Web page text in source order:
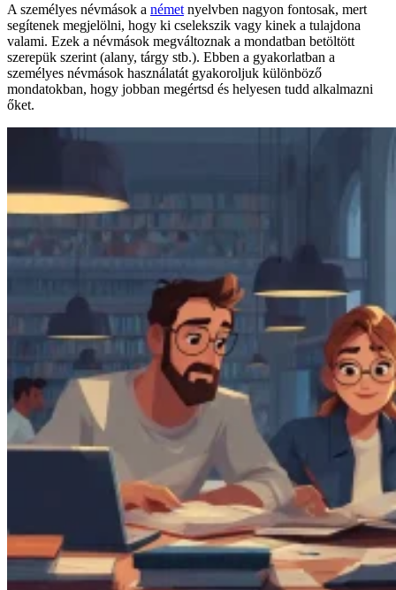
A személyes névmások a német nyelvben nagyon fontosak, mert
segítenek megjelölni, hogy ki cselekszik vagy kinek a tulajdona
valami. Ezek a névmások megváltoznak a mondatban betöltött
szerepük szerint (alany, tárgy stb.). Ebben a gyakorlatban a
személyes névmások használatát gyakoroljuk különböző
mondatokban, hogy jobban megértsd és helyesen tudd alkalmazni
őket.